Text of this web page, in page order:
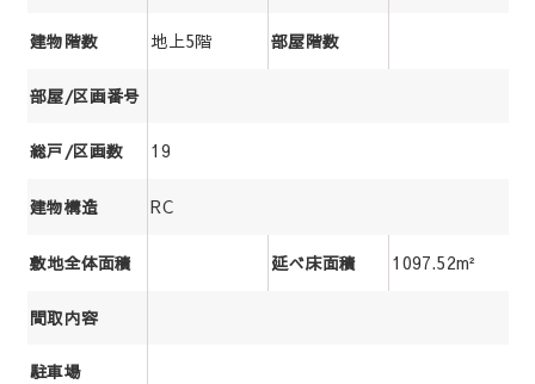
建物階数 地上5階 部屋階数
部屋/区画番号
総戸/区画数 19
建物構造 RC
敷地全体面積 延べ床面積 1097.52m²
間取内容
駐車場